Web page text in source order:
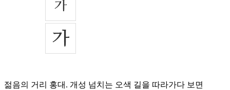
젊음의 거리 홍대. 개성 넘치는 오색 길을 따라가다 보면